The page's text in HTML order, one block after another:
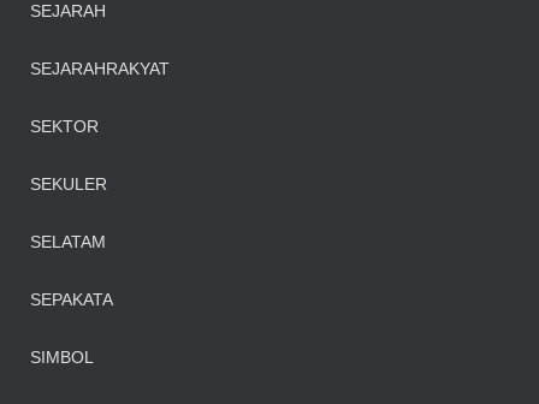
SEJARAH
SEJARAHRAKYAT
SEKTOR
SEKULER
SELATAM
SEPAKATA
SIMBOL